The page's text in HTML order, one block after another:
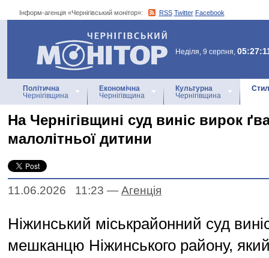
Інформ-агенція «Чернігівський монітор»: RSS Twitter Facebook
Інформ-агенція
«Чернігівський монітор»
Неділя, 9 серпня,
Політична
Чернігівщина
Економічна
Чернігівщина
Культурна
Чернігівщина
На Чернігівщині суд виніс вирок
малолітньої дитини
11.06.2026 11:23 — Агенцiя
Ніжинський міськрайонний суд
мешканцю Ніжинського району,